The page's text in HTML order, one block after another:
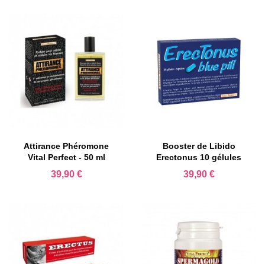
Attirance Phéromone
Vital Perfect - 50 ml
Prix
39,90 €
Booster de Libido
Erectonus 10 gélules
Prix
39,90 €